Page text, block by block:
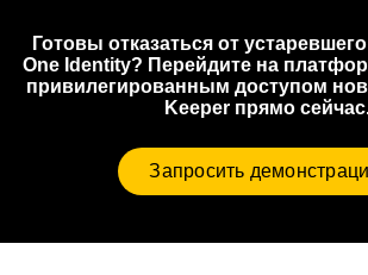
Готовы отказаться от
One Identity? Перейдите на
привилегированным доступом
Keeper прямо
Запросить